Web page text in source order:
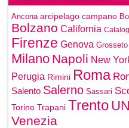
Ancona arcipelago campano
Bolzano California
Firenze Genova Grosseto
Milano Napoli New
Perugia Rimini Roma
Salento Salerno Sassari
Torino Trapani Trento
Venezia